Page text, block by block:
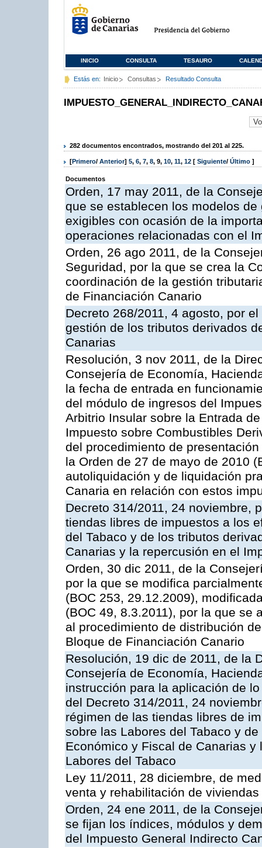
INICIO CONSULTA TESAURO
Estás en: Inicio Consultas Resultado Consulta
282 documentos encontrados, mostrando del 201 al 225.
[Primero/ Anterior] 5, 6, 7, 8, 9, 10, 11, 12 [ Siguiente/ Último ]
Documentos
Orden, 17 may 2011, de la
que se establecen los modelos
exigibles con ocasión de la
operaciones relacionadas con el
Orden, 26 ago 2011, de la
Seguridad, por la que se crea la
coordinación de la gestión
de Financiación Canario
Decreto 268/2011, 4 agosto, por
gestión de los tributos derivados
Canarias
Resolución, 3 nov 2011, de la
Consejería de Economía,
la fecha de entrada en
del módulo de ingresos del
Arbitrio Insular sobre la Entrada
Impuesto sobre Combustibles
del procedimiento de
la Orden de 27 de mayo de 2010
autoliquidación y de liquidación
Canaria en relación con estos
Decreto 314/2011, 24 noviembre,
tiendas libres de impuestos a los
del Tabaco y de los tributos
Canarias y la repercusión en el
Orden, 30 dic 2011, de la
por la que se modifica
(BOC 253, 29.12.2009),
(BOC 49, 8.3.2011), por la que se
al procedimiento de distribución
Bloque de Financiación Canario
Resolución, 19 dic de 2011, de la
Consejería de Economía,
instrucción para la aplicación de
del Decreto 314/2011, 24
régimen de las tiendas libres de
sobre las Labores del Tabaco y
Económico y Fiscal de Canarias
Labores del Tabaco
Ley 11/2011, 28 diciembre, de
venta y rehabilitación de
Orden, 24 ene 2011, de la
se fijan los índices, módulos y
del Impuesto General Indirecto